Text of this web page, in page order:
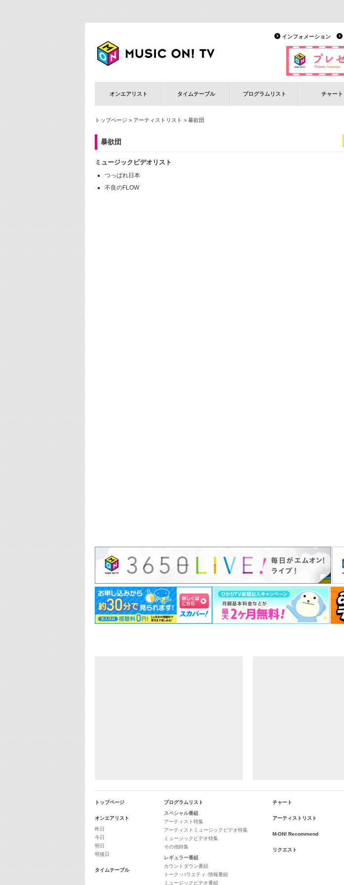
インフォメーション
オンエアリスト タイムテーブル プログラムリスト チャート
トップページ > アーティストリスト > 暴欲団
暴欲団
ミュージックビデオリスト
つっぱれ日本
不良のFLOW
トップページ
オンエアリスト
昨日
今日
明日
明後日
タイムテーブル
プログラムリスト
スペシャル番組
アーティスト特集
アーティストミュージックビデオ特集
ミュージックビデオ特集
その他特集
レギュラー番組
カウントダウン番組
トーク･バラエティ･情報番組
ミュージックビデオ番組
チャート
アーティストリスト
M-ON! Recommend
リクエスト